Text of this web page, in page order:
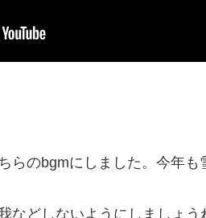
らのbgmにしました。今年も
などしないようにしましょう